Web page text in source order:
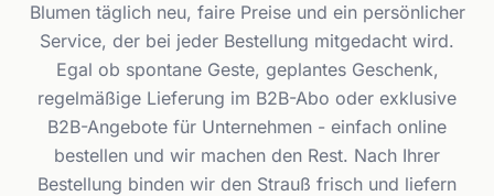
Blumen täglich neu, faire Preise und ein persönlicher
Service, der bei jeder Bestellung mitgedacht wird.
Egal ob spontane Geste, geplantes Geschenk,
regelmäßige Lieferung im B2B-Abo oder exklusive
B2B-Angebote für Unternehmen - einfach online
bestellen und wir machen den Rest. Nach Ihrer
Bestellung binden wir den Strauß frisch und liefern